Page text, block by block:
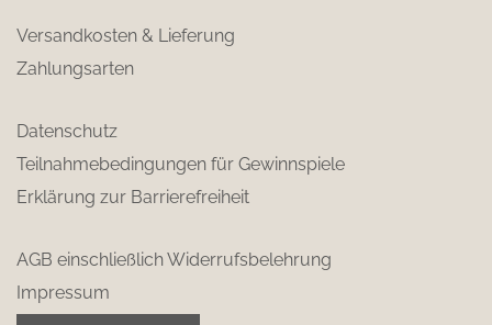
Versandkosten & Lieferung
Zahlungsarten
Datenschutz
Teilnahmebedingungen für Gewinnspiele
Erklärung zur Barrierefreiheit
AGB einschließlich Widerrufsbelehrung
Impressum